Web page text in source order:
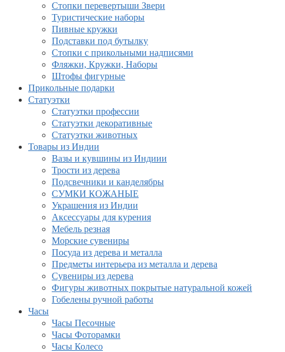
Стопки перевертыши Звери
Туристические наборы
Пивные кружки
Подставки под бутылку
Стопки с прикольными надписями
Фляжки, Кружки, Наборы
Штофы фигурные
Прикольные подарки
Статуэтки
Статуэтки профессии
Статуэтки декоративные
Статуэтки животных
Товары из Индии
Вазы и кувшины из Индиии
Трости из дерева
Подсвечники и канделябры
СУМКИ КОЖАНЫЕ
Украшения из Индии
Аксессуары для курения
Мебель резная
Морские сувениры
Посуда из дерева и металла
Предметы интерьера из металла и дерева
Сувениры из дерева
Фигуры животных покрытые натуральной кожей
Гобелены ручной работы
Часы
Часы Песочные
Часы Фоторамки
Часы Колесо